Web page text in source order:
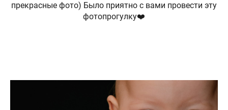
прекрасные фото) Было приятно с вами провести эту
фотопрогулку❤️